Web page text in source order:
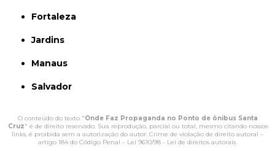
Fortaleza
Jardins
Manaus
Salvador
O conteúdo do texto "Onde Faz Propaganda no Ponto de ônibus Santa
Cruz" é de direito reservado. Sua reprodução, parcial ou total, mesmo citando nossos
links, é proibida sem a autorização do autor. Crime de violação de direito autoral –
artigo 184 do Código Penal – Lei 9610/98 - Lei de direitos autorais.